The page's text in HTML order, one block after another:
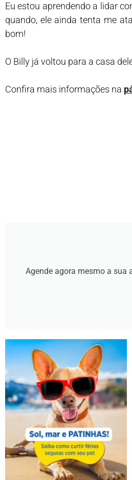
Eu estou aprendendo a lidar
quando, ele ainda tenta me
bom!
O Billy já voltou para a casa
Confira mais informações na
Agende agora mesmo a sua